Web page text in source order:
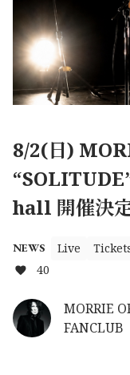
8/2(日)
hall 開催決
NEWS Live
40
MORRIE
FANCLUB